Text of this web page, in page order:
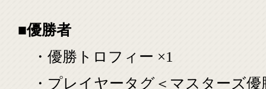
■優勝者
・優勝トロフィー ×1
・プレイヤータグ＜マスターズ優